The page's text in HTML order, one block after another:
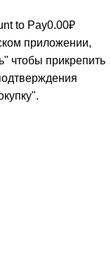
to Pay0.00₽
приложении,
чтобы прикрепить